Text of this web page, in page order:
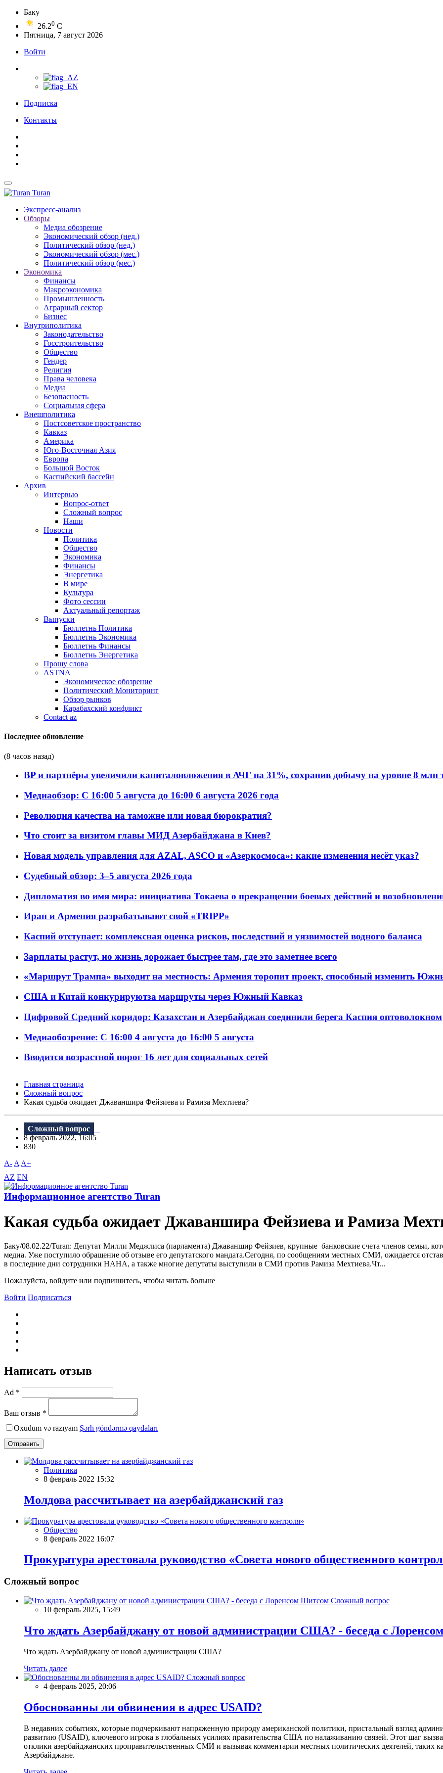
Баку
26.20 C
Пятница, 7 август 2026
Войти
Подписка
Контакты
Turan
Экспресс-анализ
Обзоры
Медиа обозрение
Экономический обзор (нед.)
Политический обзор (нед.)
Экономический обзор (мес.)
Политический обзор (мес.)
Экономика
Финансы
Макроэкономика
Промышленность
Аграрный сектор
Бизнес
Внутриполитика
Законодательство
Госстроительство
Общество
Гендер
Религия
Права человека
Медиа
Безопасность
Социальная сфера
Внешполитика
Постсоветское пространство
Кавказ
Америка
Юго-Восточная Азия
Европа
Большой Восток
Каспийский бассейн
Архив
Интервью
Вопрос-ответ
Сложный вопрос
Наши
Новости
Политика
Общество
Экономика
Финансы
Энергетика
В мире
Культура
Фото сессии
Актуальный репортаж
Выпуски
Бюллетнь Политика
Бюллетнь Экономика
Бюллетнь Финансы
Бюллетнь Энергетика
Прошу слова
ASTNA
Экономическое обозрение
Политический Мониторинг
Обзор рынков
Карабахский конфликт
Contact az
Последнее обновление
(8 часов назад)
BP и партнёры увеличили капиталовложения в АЧГ на 31%, сохранив добычу на уровне 8 млн
Медиаобзор: С 16:00 5 августа до 16:00 6 августа 2026 года
Революция качества на таможне или новая бюрократия?
Что стоит за визитом главы МИД Азербайджана в Киев?
Новая модель управления для AZAL, ASCO и «Азеркосмоса»: какие изменения несёт указ?
Судебный обзор: 3–5 августа 2026 года
Дипломатия во имя мира: инициатива Токаева о прекращении боевых действий и
Иран и Армения разрабатывают свой «TRIPP»
Каспий отступает: комплексная оценка рисков, последствий и уязвимостей водного баланса
Зарплаты растут, но жизнь дорожает быстрее там, где это заметнее всего
«Маршрут Трампа» выходит на местность: Армения торопит проект, способный изменить
США и Китай конкурируютза маршруты через Южный Кавказ
Цифровой Средний коридор: Казахстан и Азербайджан соединили берега Каспия оптоволокном
Медиаобозрение: С 16:00 4 августа до 16:00 5 августа
Вводится возрастной порог 16 лет для социальных сетей
Главная страница
Сложный вопрос
Какая судьба ожидает Джаваншира Фейзиева и Рамиза Мехтиева?
Сложный вопрос
8 февраль 2022, 16:05
830
A- A A+
AZ EN
Информационное агентство Turan
Какая судьба ожидает Джаваншира Фейзиева и Рамиза
Баку/08.02.22/Turan: Депутат Милли Меджлиса (парламента) Джаваншир Фейзиев, крупные банковские счета членов семьи,
медиа. Уже поступило обращение об отзыве его депутатского мандата.Сегодня, по сообщениям местных СМИ, ожидается
в последние дни сотрудники НАНА, а также многие депутаты выступили в СМИ против Рамиза Мехтиева.Чт...
Пожалуйста, войдите или подпишитесь, чтобы читать больше
Войти Подписаться
Написать отзыв
Ad *
Ваш отзыв *
Oxudum və razıyam Şərh göndərmə qaydaları
Отправить
Политика
8 февраль 2022 15:32
Молдова рассчитывает на азербайджанский газ
Общество
8 февраль 2022 16:07
Прокуратура арестовала руководство «Совета нового общественного
Сложный вопрос
Сложный вопрос
10 февраль 2025, 15:49
Что ждать Азербайджану от новой администрации США? - беседа с
Что ждать Азербайджану от новой администрации США?
Читать далее
Сложный вопрос
4 февраль 2025, 20:06
Обоснованны ли обвинения в адрес USAID?
В недавних событиях, которые подчеркивают напряженную природу американской политики, пристальный взгляд
развитию (USAID), ключевого игрока в глобальных усилиях правительства США по налаживанию связей. Этот шаг
отклики азербайджанских проправительственных СМИ и вызывая комментарии местных политических деятелей, таких
Азербайджане.